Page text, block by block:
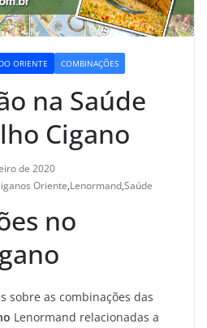
ORIENTE COMBINAÇÕES
na Saúde
Cigano
de 2020
Oriente,Lenormand,Saúde
no
sobre as combinações das
Lenormand relacionadas a